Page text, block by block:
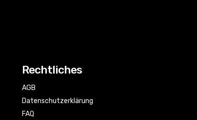
Rechtliches
AGB
Datenschutzerklärung
FAQ